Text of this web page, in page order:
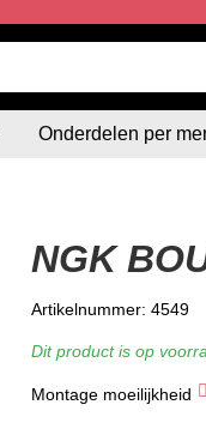
Onderdelen per
NGK
Artikelnummer: 4549
Dit product is op
Montage moeilijkheid
★ ★